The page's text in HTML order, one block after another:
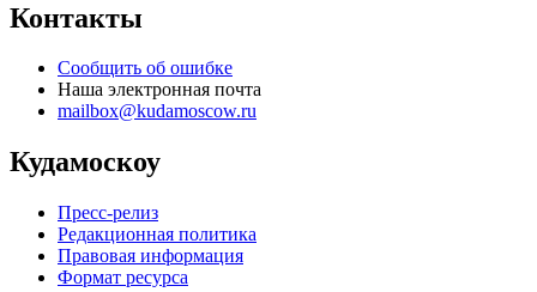
Контакты
Сообщить об ошибке
Наша электронная почта
mailbox@kudamoscow.ru
Кудамоскоу
Пресс-релиз
Редакционная политика
Правовая информация
Формат ресурса